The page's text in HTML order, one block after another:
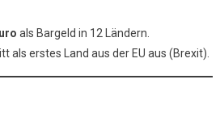
als Bargeld in 12 Ländern.
als erstes Land aus der EU aus (Brexit).